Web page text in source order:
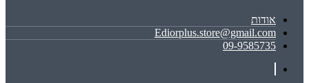
אודות
Ediorplus.store@gmail.com
09-9585735